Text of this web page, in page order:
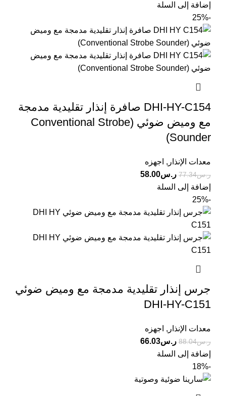
إضافة إلى السلة
-25%
DHI-HY-C154 صافرة إنذار تقليدية مدمجة
مع وميض ضوئي (Conventional Strobe
Sounder)
معدات الإنذار , اجهزه
ر.س77.34 ر.س58.00
إضافة إلى السلة
-25%
جرس إنذار تقليدية مدمجة مع وميض ضوئي
DHI-HY-C151
معدات الإنذار , اجهزه
ر.س88.04 ر.س66.03
إضافة إلى السلة
-18%